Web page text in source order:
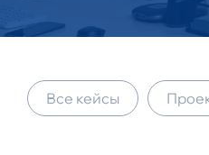
Все кейсы